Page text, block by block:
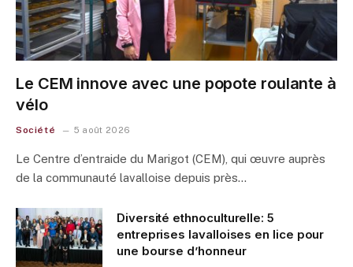
Le CEM innove avec une popote roulante à
vélo
Société 5 août 2026
Le Centre d’entraide du Marigot (CEM), qui œuvre auprès
de la communauté lavalloise depuis près…
Diversité ethnoculturelle: 5
entreprises lavalloises en lice pour
une bourse d’honneur